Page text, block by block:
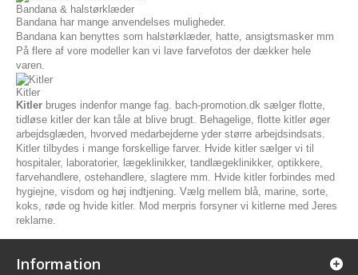
Bandana & halstørklæder
Bandana har mange anvendelses muligheder.
Bandana kan benyttes som halstørklæder, hatte, ansigtsmasker mm
På flere af vore modeller kan vi lave farvefotos der dækker hele
varen.
Kitler
Kitler bruges indenfor mange fag. bach-promotion.dk sælger flotte,
tidløse kitler der kan tåle at blive brugt. Behagelige, flotte kitler øger
arbejdsglæden, hvorved medarbejderne yder større arbejdsindsats.
Kitler tilbydes i mange forskellige farver. Hvide kitler sælger vi til
hospitaler, laboratorier, lægeklinikker, tandlægeklinikker, optikkere,
farvehandlere, ostehandlere, slagtere mm. Hvide kitler forbindes med
hygiejne, visdom og høj indtjening. Vælg mellem blå, marine, sorte,
koks, røde og hvide kitler. Mod merpris forsyner vi kitlerne med Jeres
reklame.
Information